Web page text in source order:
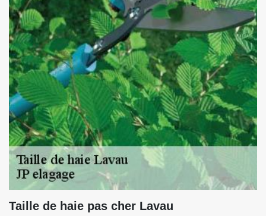
Taille de haie pas cher Lavau